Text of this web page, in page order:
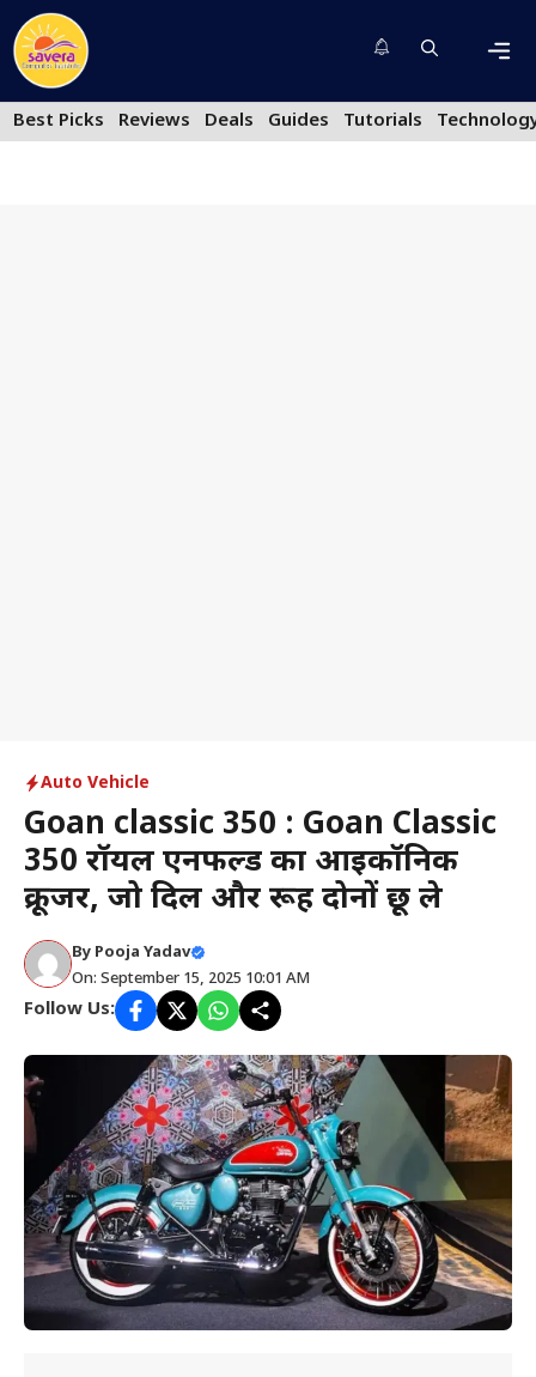
Skip
to
content
Best Picks
Reviews Deals Guides Tutorials
Auto Vehicle
Goan classic 350 : Goan Classic
350 रॉयल एनफील्ड का आइकॉनिक
क्रूजर, जो दिल और रूह दोनों छू ले
By Pooja Yadav
On: September 15, 2025 10:01 AM
Follow Us: